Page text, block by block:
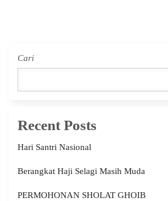
Cari
Recent Posts
Hari Santri Nasional
Berangkat Haji Selagi Masih Muda
PERMOHONAN SHOLAT GHOIB